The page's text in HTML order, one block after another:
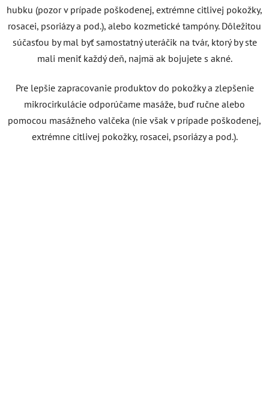
hubku (pozor v prípade poškodenej, extrémne citlivej pokožky,
rosacei, psoriázy a pod.), alebo kozmetické tampóny. Dôležitou
súčasťou by mal byť samostatný uteráčik na tvár, ktorý by ste
mali meniť každý deň, najmä ak bojujete s akné.
Pre lepšie zapracovanie produktov do pokožky a zlepšenie
mikrocirkulácie odporúčame masáže, buď ručne alebo
pomocou masážneho valčeka (nie však v prípade poškodenej,
extrémne citlivej pokožky, rosacei, psoriázy a pod.).